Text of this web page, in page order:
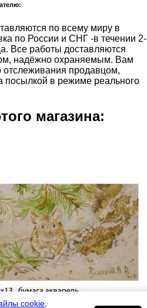
по всему миру в
по России и СНГ -в течении 2-
Все работы доставляются
надёжно охраняемым. Вам
отслеживания продавцом,
посылкой в режиме реального
магазина:
cookie